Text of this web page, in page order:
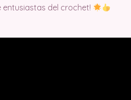
del crochet!